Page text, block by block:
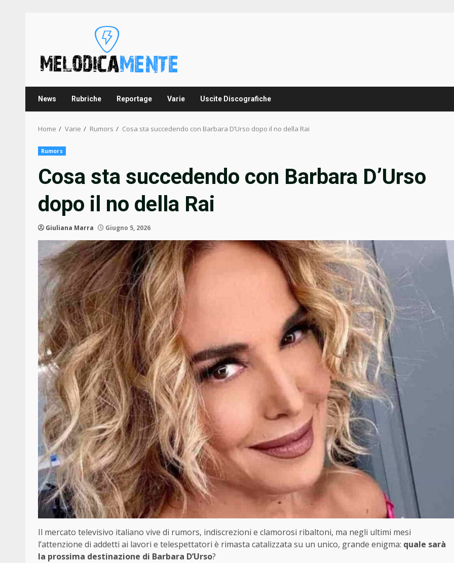
News Rubriche Reportage Varie Uscite Discografiche
Home Varie Rumors Cosa sta succedendo con Barbara D’Urso dopo il no della Rai
Rumors
Cosa sta succedendo con Barbara D’Urso
dopo il no della Rai
Giuliana Marra Giugno 5, 2026
Il mercato televisivo italiano vive di rumors, indiscrezioni e clamorosi ribaltoni, ma negli ultimi mesi
l’attenzione di addetti ai lavori e telespettatori è rimasta catalizzata su un unico, grande enigma: quale sarà
la prossima destinazione di Barbara D’Urso?